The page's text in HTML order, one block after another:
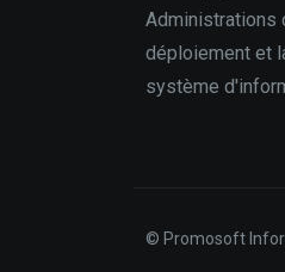
Administrations
déploiement et
système
© Promosoft